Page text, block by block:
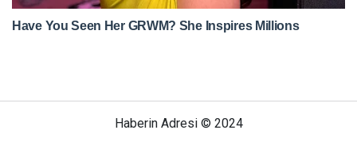
Haberin Adresi © 2024